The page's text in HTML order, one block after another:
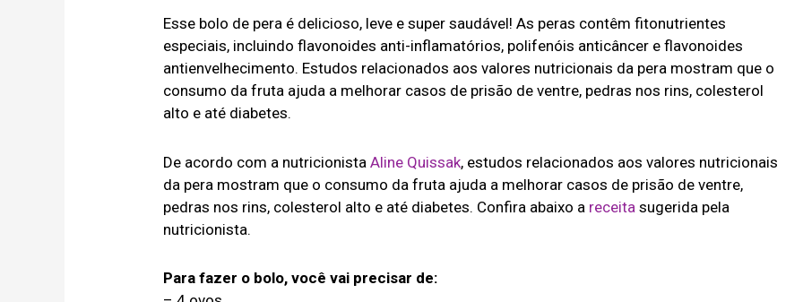
Esse bolo de pera é delicioso, leve e super saudável! As peras contêm fitonutrientes
especiais, incluindo flavonoides anti-inflamatórios, polifenóis anticâncer e flavonoides
antienvelhecimento. Estudos relacionados aos valores nutricionais da pera mostram que o
consumo da fruta ajuda a melhorar casos de prisão de ventre, pedras nos rins, colesterol
alto e até diabetes.
De acordo com a nutricionistaAline Quissak, estudos relacionados aos valores nutricionais
da pera mostram que o consumo da fruta ajuda a melhorar casos de prisão de ventre,
pedras nos rins, colesterol alto e até diabetes. Confira abaixo a receita sugerida pela
nutricionista.
Para fazer o bolo, você vai precisar de: